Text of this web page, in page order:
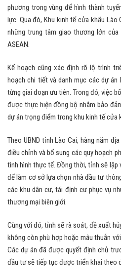
phương trong vùng để hình thành
lực. Qua đó, Khu kinh tế cửa khẩu
những trung tâm giao thương lớn
ASEAN.
Kế hoạch cũng xác định rõ lộ trình
hoạch chi tiết và danh mục các dự
từng giai đoạn ưu tiên. Trong đó, việc
được thực hiện đồng bộ nhằm bảo
dự án trọng điểm trong khu kinh tế cửa
Theo UBND tỉnh Lào Cai, hàng năm
điều chỉnh và bổ sung các quy hoạch
tình hình thực tế. Đồng thời, tỉnh sẽ lập
để làm cơ sở lựa chọn nhà đầu tư
các khu dân cư, tái định cư phục vụ
thương mại biên giới.
Cùng với đó, tỉnh sẽ rà soát, đề xuất
không còn phù hợp hoặc mâu thuẫn
Các dự án đã được quyết định chủ
đầu tư sẽ tiếp tục được triển khai theo